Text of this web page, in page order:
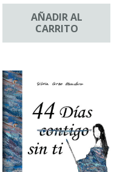
AÑADIR AL
CARRITO